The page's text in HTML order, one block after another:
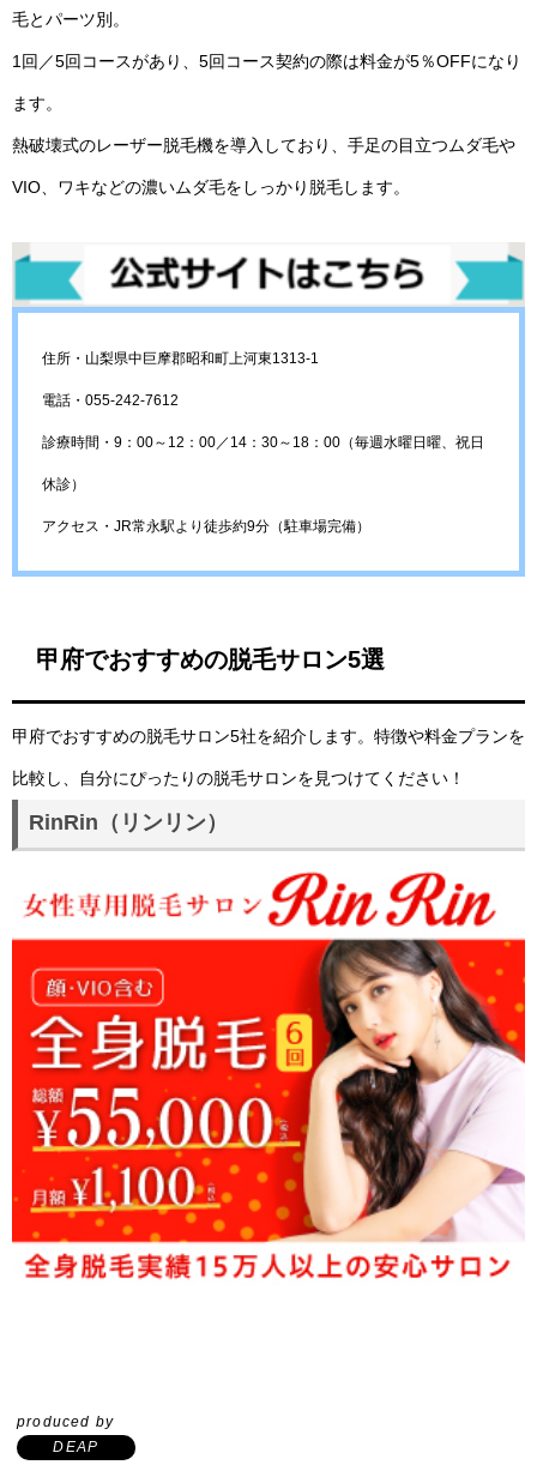
produced by
DEAP
毛とパーツ別。
1回／5回コースがあり、5回コース契約の際は料金が5％OFFになり
ます。
熱破壊式のレーザー脱毛機を導入しており、手足の目立つムダ毛や
VIO、ワキなどの濃いムダ毛をしっかり脱毛します。
住所・山梨県中巨摩郡昭和町上河東1313-1
電話・055-242-7612
診療時間・9：00～12：00／14：30～18：00（毎週水曜日曜、祝日
休診）
アクセス・JR常永駅より徒歩約9分（駐車場完備）
甲府でおすすめの脱毛サロン5選
甲府でおすすめの脱毛サロン5社を紹介します。特徴や料金プランを
比較し、自分にぴったりの脱毛サロンを見つけてください！
RinRin（リンリン）